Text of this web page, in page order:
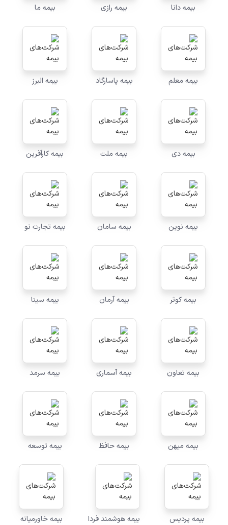
بیمه دانا بیمه رازی بیمه ما
بیمه معلم بیمه پاسارگاد بیمه البرز
بیمه دی بیمه ملت بیمه کارآفرین
بیمه نوین بیمه سامان بیمه تجارت نو
بیمه کوثر بیمه آرمان بیمه سینا
بیمه تعاون بیمه آسماری بیمه سرمد
بیمه میهن بیمه حافظ بیمه توسعه
بیمه پردیس بیمه هوشمند فردا بیمه خاورمیانه